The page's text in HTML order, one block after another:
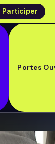
Participer
Portes